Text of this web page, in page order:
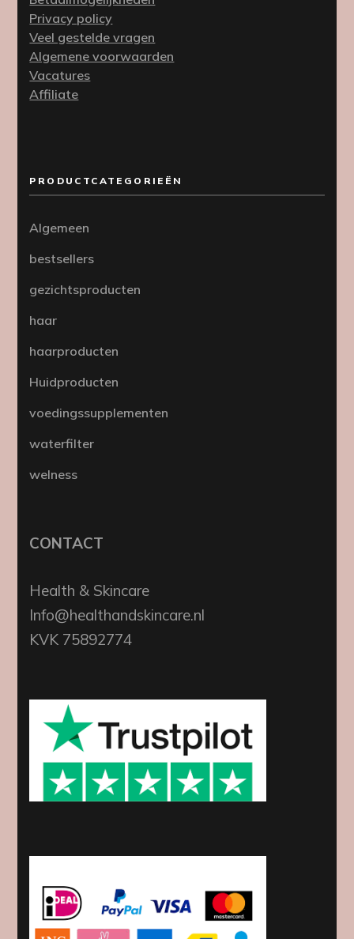
Privacy policy
Veel gestelde vragen
Algemene voorwaarden
Vacatures
Affiliate
PRODUCTCATEGORIEËN
Algemeen
bestsellers
gezichtsproducten
haar
haarproducten
Huidproducten
voedingssupplementen
waterfilter
welness
CONTACT
Health & Skincare
Info@healthandskincare.nl
KVK 75892774